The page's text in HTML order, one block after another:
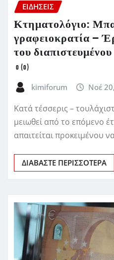
ΕΙΔΗΣΕΙΣ
Κτηματολόγιο:
γραφειοκρατία –
του
0 (0)
kimiforum Νοέ
Κατά τέσσερις –
μειωθεί από το επόμενο
απαιτείται προκειμένου
ΔΙΑΒΆΣΤΕ ΠΕΡΙΣΣΌΤΕΡΑ